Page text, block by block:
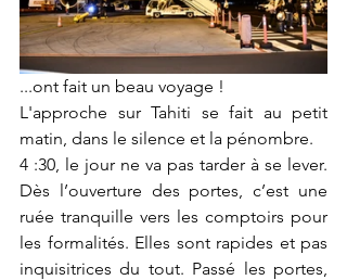
...ont fait un beau voyage !
L'approche sur Tahiti se fait au petit
matin, dans le silence et la pénombre.
4 :30, le jour ne va pas tarder à se lever.
Dès l’ouverture des portes, c’est une
ruée tranquille vers les comptoirs pour
les formalités. Elles sont rapides et pas
inquisitrices du tout. Passé les portes,